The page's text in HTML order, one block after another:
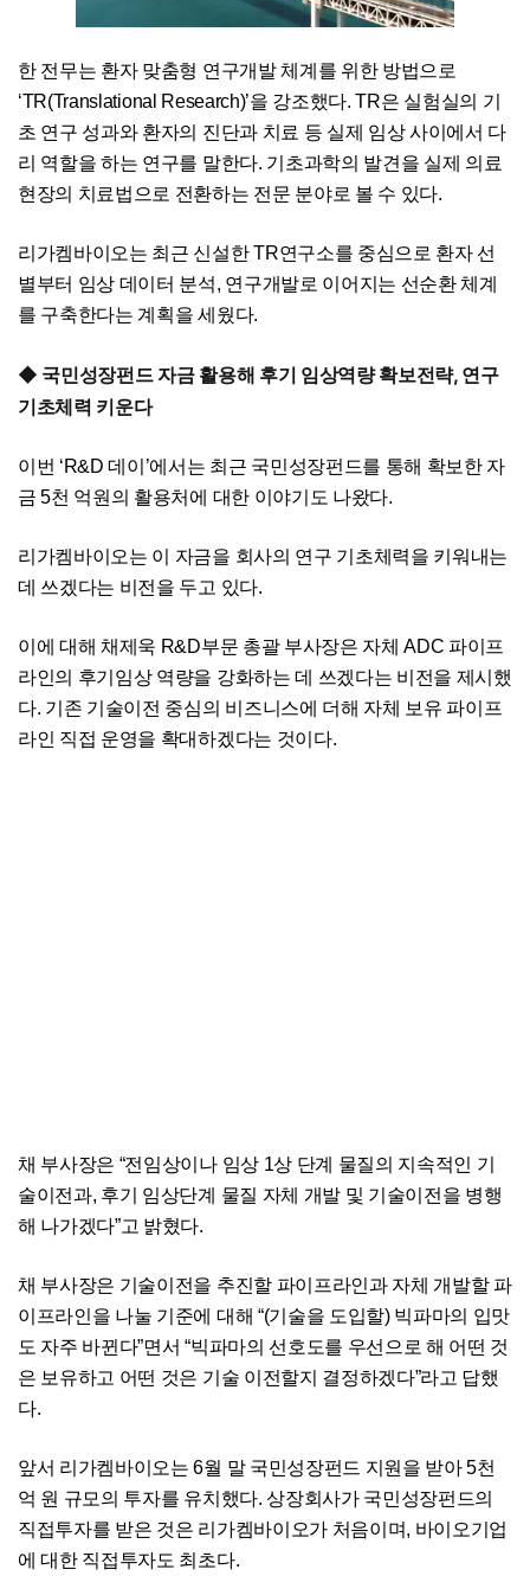
한 전무는 환자 맞춤형 연구개발 체계를 위한 방법으로
‘TR(Translational Research)’을 강조했다. TR은 실험실의 기
초 연구 성과와 환자의 진단과 치료 등 실제 임상 사이에서 다
리 역할을 하는 연구를 말한다. 기초과학의 발견을 실제 의료
현장의 치료법으로 전환하는 전문 분야로 볼 수 있다.
리가켐바이오는 최근 신설한 TR연구소를 중심으로 환자 선
별부터 임상 데이터 분석, 연구개발로 이어지는 선순환 체계
를 구축한다는 계획을 세웠다.
◆ 국민성장펀드 자금 활용해 후기 임상역량 확보전략, 연구
기초체력 키운다
이번 ‘R&D 데이’에서는 최근 국민성장펀드를 통해 확보한 자
금 5천 억원의 활용처에 대한 이야기도 나왔다.
리가켐바이오는 이 자금을 회사의 연구 기초체력을 키워내는
데 쓰겠다는 비전을 두고 있다.
이에 대해 채제욱 R&D부문 총괄 부사장은 자체 ADC 파이프
라인의 후기임상 역량을 강화하는 데 쓰겠다는 비전을 제시했
다. 기존 기술이전 중심의 비즈니스에 더해 자체 보유 파이프
라인 직접 운영을 확대하겠다는 것이다.
채 부사장은 “전임상이나 임상 1상 단계 물질의 지속적인 기
술이전과, 후기 임상단계 물질 자체 개발 및 기술이전을 병행
해 나가겠다”고 밝혔다.
채 부사장은 기술이전을 추진할 파이프라인과 자체 개발할 파
이프라인을 나눌 기준에 대해 “(기술을 도입할) 빅파마의 입맛
도 자주 바뀐다”면서 “빅파마의 선호도를 우선으로 해 어떤 것
은 보유하고 어떤 것은 기술 이전할지 결정하겠다”라고 답했
다.
앞서 리가켐바이오는 6월 말 국민성장펀드 지원을 받아 5천
억 원 규모의 투자를 유치했다. 상장회사가 국민성장펀드의
직접투자를 받은 것은 리가켐바이오가 처음이며, 바이오기업
에 대한 직접투자도 최초다.